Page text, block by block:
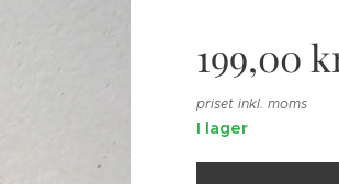
199,00
priset inkl. moms
I lager